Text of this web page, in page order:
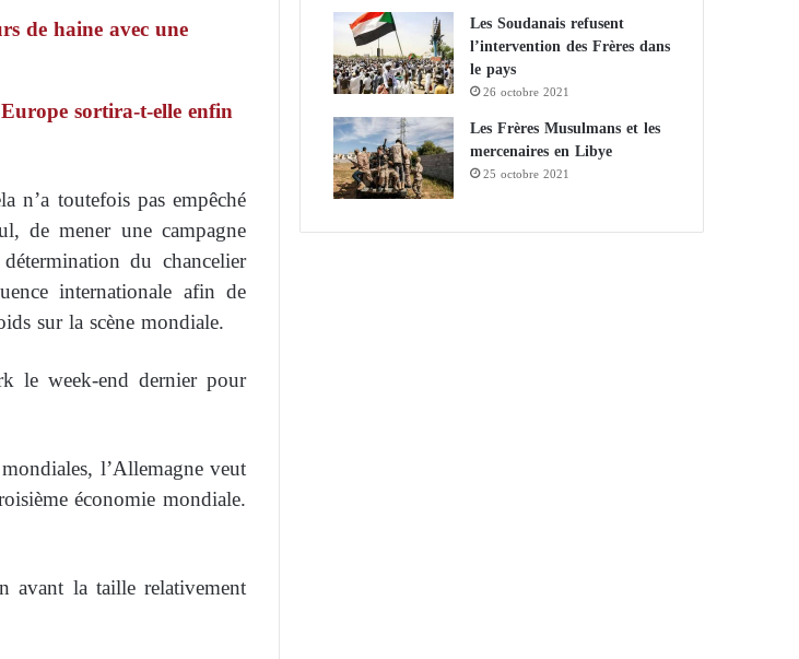
de haine avec une
sortira-t-elle enfin
n’a toutefois pas empêché
de mener une campagne
du chancelier
internationale afin de
sur la scène mondiale.
le week-end dernier pour
l’Allemagne veut
économie mondiale.
avant la taille relativement
Les Soudanais refusent
l’intervention des Frères dans
le pays
26 octobre 2021
Les Frères Musulmans et les
mercenaires en Libye
25 octobre 2021